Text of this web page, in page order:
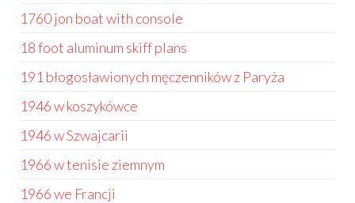
1760 jon boat with console
18 foot aluminum skiff plans
191 błogosławionych męczenników z Paryża
1946 w koszykówce
1946 w Szwajcarii
1966 w tenisie ziemnym
1966 we Francji